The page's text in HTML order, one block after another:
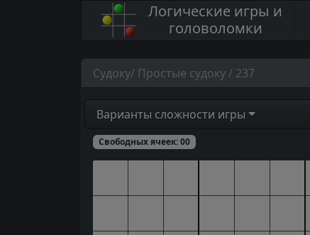
Логические игры и
головоломки
Судоку/ Простые судоку / 237
Варианты сложности игры
Свободных ячеек:00